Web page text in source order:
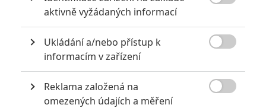
6
Recenze: Godzilla x Kong: Nové
impérium
8 Recenze: Opičí muž
aktivně vyžádaných informací
Ukládání a/nebo přístup k
informacím v zařízení
Reklama založená na
omezených údajích a měření